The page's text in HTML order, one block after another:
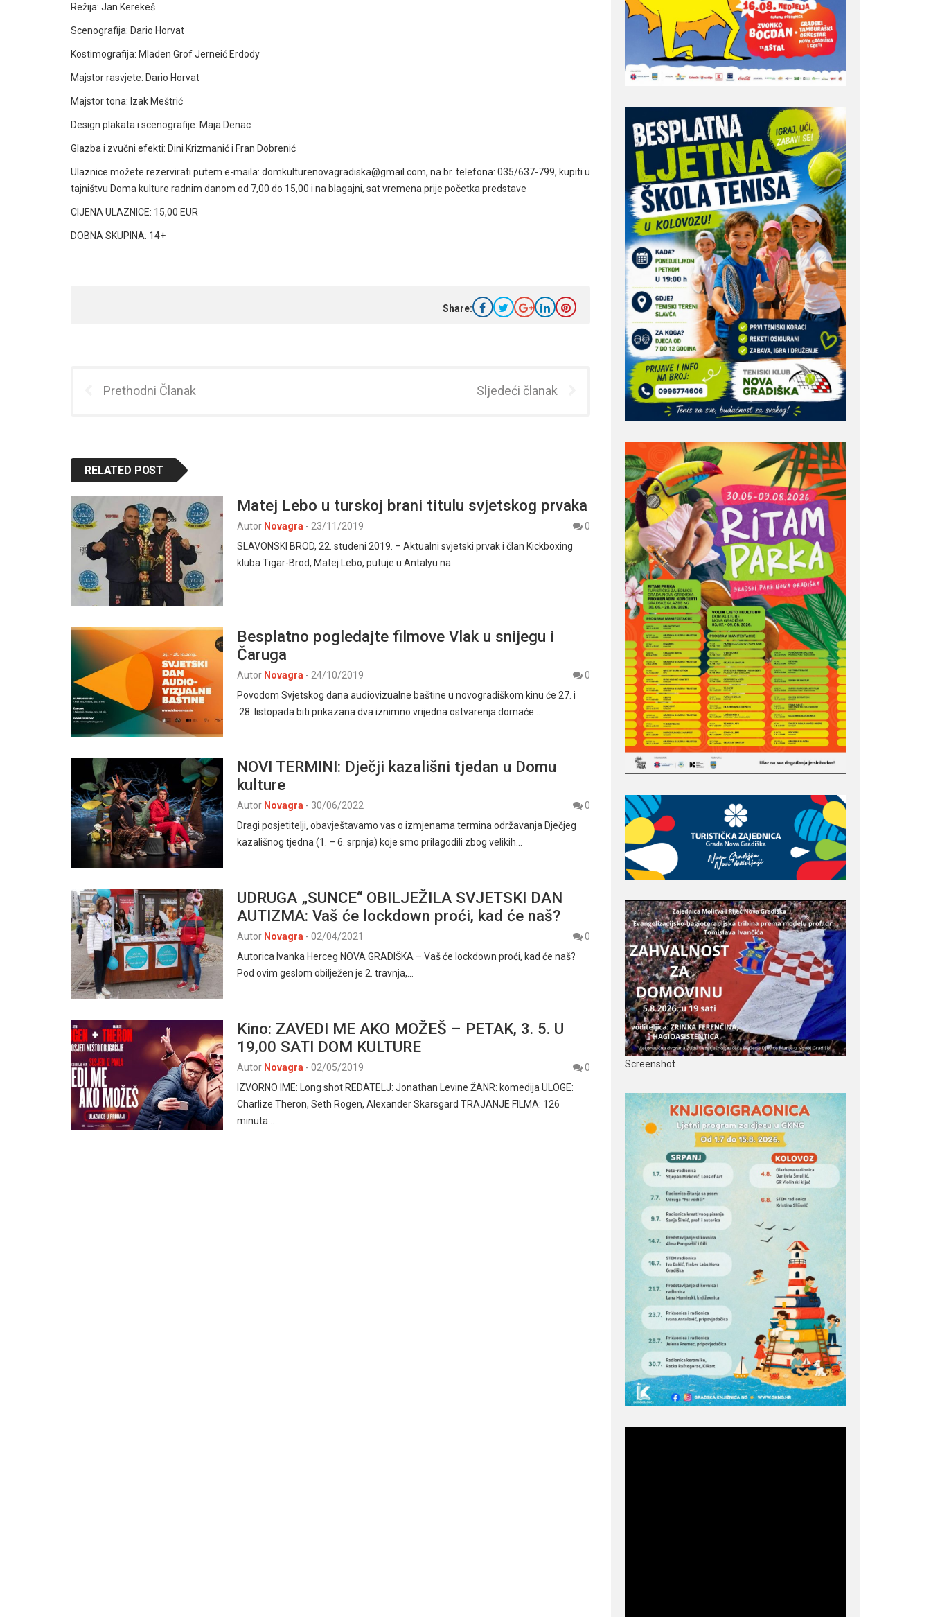
Režija: Jan Kerekeš
Scenografija: Dario Horvat
Kostimografija: Mladen Grof Jerneić Erdody
Majstor rasvjete: Dario Horvat
Majstor tona: Izak Meštrić
Design plakata i scenografije: Maja Denac
Glazba i zvučni efekti: Dini Krizmanić i Fran Dobrenić
Ulaznice možete rezervirati putem e-maila: domkulturenovagradiska@gmail.com, na br. telefona: 035/637-799, kupiti u
tajništvu Doma kulture radnim danom od 7,00 do 15,00 i na blagajni, sat vremena prije početka predstave
CIJENA ULAZNICE: 15,00 EUR
DOBNA SKUPINA: 14+
Share:
Prethodni Članak Sljedeći članak
RELATED POST
Matej Lebo u turskoj brani titulu svjetskog prvaka
Autor Novagra - 23/11/2019
0
SLAVONSKI BROD, 22. studeni 2019. – Aktualni svjetski prvak i član Kickboxing
kluba Tigar-Brod, Matej Lebo, putuje u Antalyu na…
Besplatno pogledajte filmove Vlak u snijegu i
Čaruga
Autor Novagra - 24/10/2019
0
Povodom Svjetskog dana audiovizualne baštine u novogradiškom kinu će 27. i
28. listopada biti prikazana dva iznimno vrijedna ostvarenja domaće…
NOVI TERMINI: Dječji kazališni tjedan u Domu
kulture
Autor Novagra - 30/06/2022
0
Dragi posjetitelji, obavještavamo vas o izmjenama termina održavanja Dječjeg
kazališnog tjedna (1. – 6. srpnja) koje smo prilagodili zbog velikih…
UDRUGA „SUNCE“ OBILJEŽILA SVJETSKI DAN
AUTIZMA: Vaš će lockdown proći, kad će naš?
Autor Novagra - 02/04/2021
0
Autorica Ivanka Herceg NOVA GRADIŠKA – Vaš će lockdown proći, kad će naš?
Pod ovim geslom obilježen je 2. travnja,…
Kino: ZAVEDI ME AKO MOŽEŠ – PETAK, 3. 5. U
19,00 SATI DOM KULTURE
Autor Novagra - 02/05/2019
0
IZVORNO IME: Long shot REDATELJ: Jonathan Levine ŽANR: komedija ULOGE:
Charlize Theron, Seth Rogen, Alexander Skarsgard TRAJANJE FILMA: 126
minuta…
Screenshot